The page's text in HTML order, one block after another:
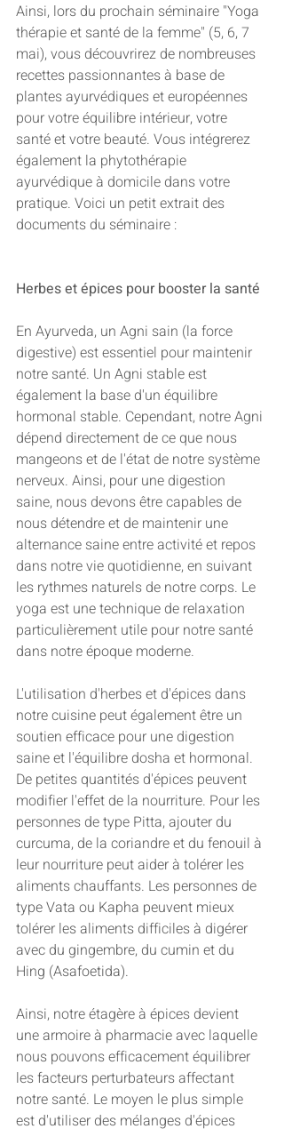
Ainsi, lors du prochain séminaire "Yoga
thérapie et santé de la femme" (5, 6, 7
mai), vous découvrirez de nombreuses
recettes passionnantes à base de
plantes ayurvédiques et européennes
pour votre équilibre intérieur, votre
santé et votre beauté. Vous intégrerez
également la phytothérapie
ayurvédique à domicile dans votre
pratique. Voici un petit extrait des
documents du séminaire :
Herbes et épices pour booster la santé
En Ayurveda, un Agni sain (la force
digestive) est essentiel pour maintenir
notre santé. Un Agni stable est
également la base d'un équilibre
hormonal stable. Cependant, notre Agni
dépend directement de ce que nous
mangeons et de l'état de notre système
nerveux. Ainsi, pour une digestion
saine, nous devons être capables de
nous détendre et de maintenir une
alternance saine entre activité et repos
dans notre vie quotidienne, en suivant
les rythmes naturels de notre corps. Le
yoga est une technique de relaxation
particulièrement utile pour notre santé
dans notre époque moderne.
L'utilisation d'herbes et d'épices dans
notre cuisine peut également être un
soutien efficace pour une digestion
saine et l'équilibre dosha et hormonal.
De petites quantités d'épices peuvent
modifier l'effet de la nourriture. Pour les
personnes de type Pitta, ajouter du
curcuma, de la coriandre et du fenouil à
leur nourriture peut aider à tolérer les
aliments chauffants. Les personnes de
type Vata ou Kapha peuvent mieux
tolérer les aliments difficiles à digérer
avec du gingembre, du cumin et du
Hing (Asafoetida).
Ainsi, notre étagère à épices devient
une armoire à pharmacie avec laquelle
nous pouvons efficacement équilibrer
les facteurs perturbateurs affectant
notre santé. Le moyen le plus simple
est d'utiliser des mélanges d'épices